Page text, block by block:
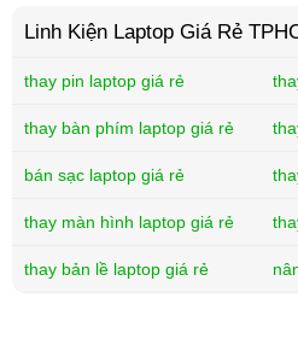
Linh Kiện Laptop Giá Rẻ
thay pin laptop giá rẻ
thay bàn phím laptop giá rẻ
bán sạc laptop giá rẻ
thay màn hình laptop giá rẻ
thay bản lề laptop giá rẻ